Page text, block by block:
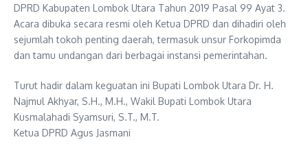
DPRD Kabupaten Lombok Utara Tahun 2019 Pasal 99 Ayat 3.
Acara dibuka secara resmi oleh Ketua DPRD dan dihadiri oleh
sejumlah tokoh penting daerah, termasuk unsur Forkopimda
dan tamu undangan dari berbagai instansi pemerintahan.
Turut hadir dalam keguatan ini Bupati Lombok Utara Dr. H.
Najmul Akhyar, S.H., M.H., Wakil Bupati Lombok Utara
Kusmalahadi Syamsuri, S.T., M.T.
Ketua DPRD Agus Jasmani